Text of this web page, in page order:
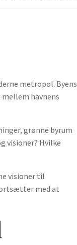
metropol. Byens
havnens
grønne byrum
visioner? Hvilke
visioner til
med at